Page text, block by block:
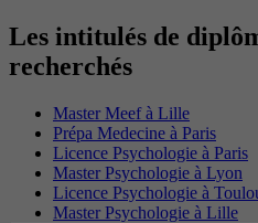
Les intitulés de
recherchés
Master Meef à Lille
Prépa Medecine à Paris
Licence Psychologie à Paris
Master Psychologie à Lyon
Licence Psychologie à
Master Psychologie à Lille